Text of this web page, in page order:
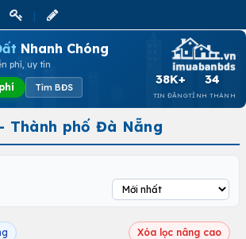
Nhanh Chóng
phí, uy tín
Tìm BĐS
38K+
TIN ĐĂNG
34
TỈNH THÀNH
Thành phố Đà Nẵng
Xóa lọc nâng cao